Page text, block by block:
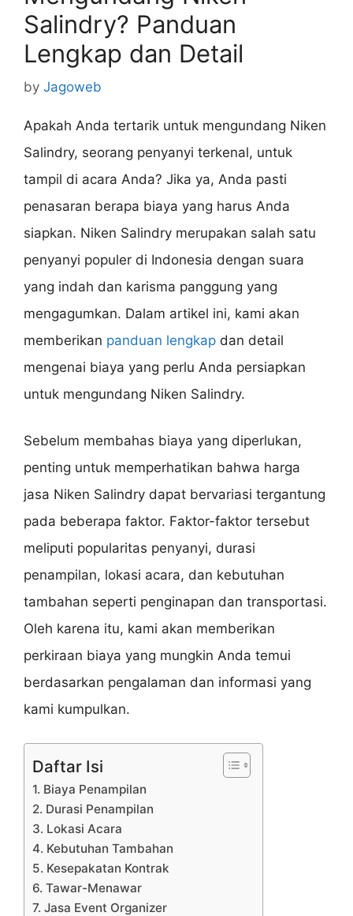
Salindry? Panduan
Lengkap dan Detail
by Jagoweb
Apakah Anda tertarik untuk mengundang Niken
Salindry, seorang penyanyi terkenal, untuk
tampil di acara Anda? Jika ya, Anda pasti
penasaran berapa biaya yang harus Anda
siapkan. Niken Salindry merupakan salah satu
penyanyi populer di Indonesia dengan suara
yang indah dan karisma panggung yang
mengagumkan. Dalam artikel ini, kami akan
memberikan panduan lengkap dan detail
mengenai biaya yang perlu Anda persiapkan
untuk mengundang Niken Salindry.
Sebelum membahas biaya yang diperlukan,
penting untuk memperhatikan bahwa harga
jasa Niken Salindry dapat bervariasi tergantung
pada beberapa faktor. Faktor-faktor tersebut
meliputi popularitas penyanyi, durasi
penampilan, lokasi acara, dan kebutuhan
tambahan seperti penginapan dan transportasi.
Oleh karena itu, kami akan memberikan
perkiraan biaya yang mungkin Anda temui
berdasarkan pengalaman dan informasi yang
kami kumpulkan.
Daftar Isi
1. Biaya Penampilan
2. Durasi Penampilan
3. Lokasi Acara
4. Kebutuhan Tambahan
5. Kesepakatan Kontrak
6. Tawar-Menawar
7. Jasa Event Organizer